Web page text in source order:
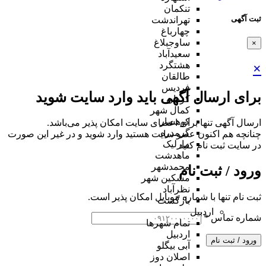
ثبت آگهی
×
×
برای ارسال آگهی باید وارد سایت شوید
ارسال آگهی تنها برای اعضای سایت امکان پذیر می‌باشد.
چنانچه هم‌ اکنون عضو سایت هستید وارد شوید و در غیر این صورت
در سایت ثبت نام کنید
ورود / ثبت نام
ثبت نام تنها با شماره موبایل امکان پذیر است.
شماره تماس*
ورود / ثبت نام
تنکمان
تهراندشت
چهارباغ
ساوجبلاغ
سعیدآباد
هشتگرد
طالقان
فردیس
کردان
کمال شهر
کوهسار
گرمدره
مارلیک
ماهدشت
محمدشهر
مشکین شهر
نظرآباد
بازگشت
اردبیل
تمام شهر‌ها
اردبیل
آبی بیگلو
اصلان دوز